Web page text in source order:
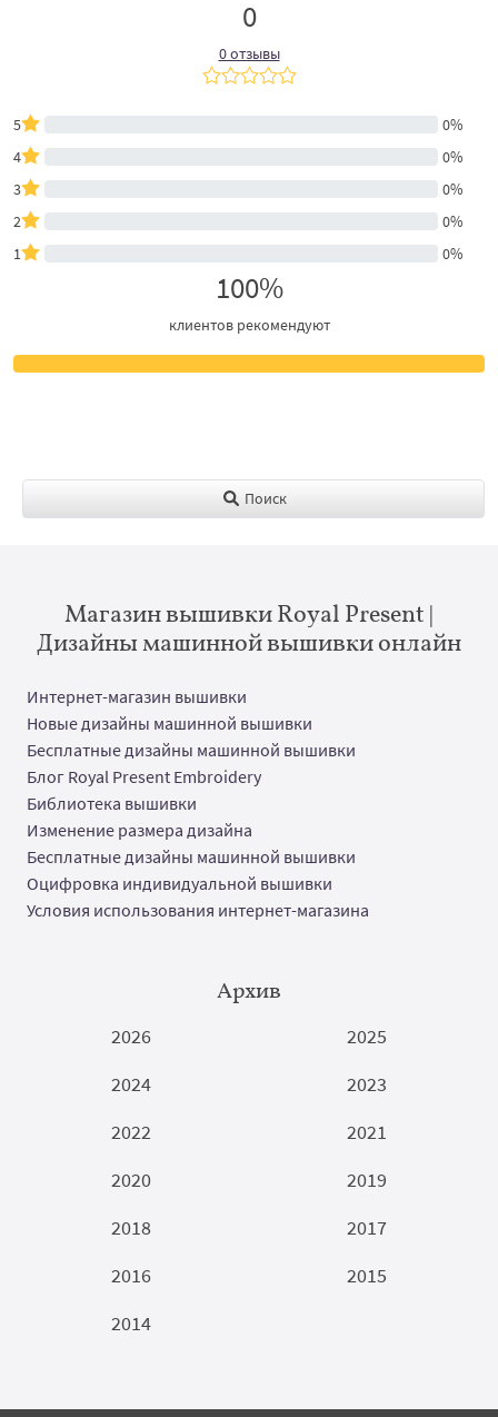
0
0 отзывы
5
0%
4
0%
3
0%
2
0%
1
0%
100%
клиентов рекомендуют
Поиск
Магазин вышивки Royal Present |
Дизайны машинной вышивки онлайн
Интернет-магазин вышивки
Новые дизайны машинной вышивки
Бесплатные дизайны машинной вышивки
Блог Royal Present Embroidery
Библиотека вышивки
Изменение размера дизайна
Бесплатные дизайны машинной вышивки
Оцифровка индивидуальной вышивки
Условия использования интернет-магазина
Архив
2026
2025
2024
2023
2022
2021
2020
2019
2018
2017
2016
2015
2014